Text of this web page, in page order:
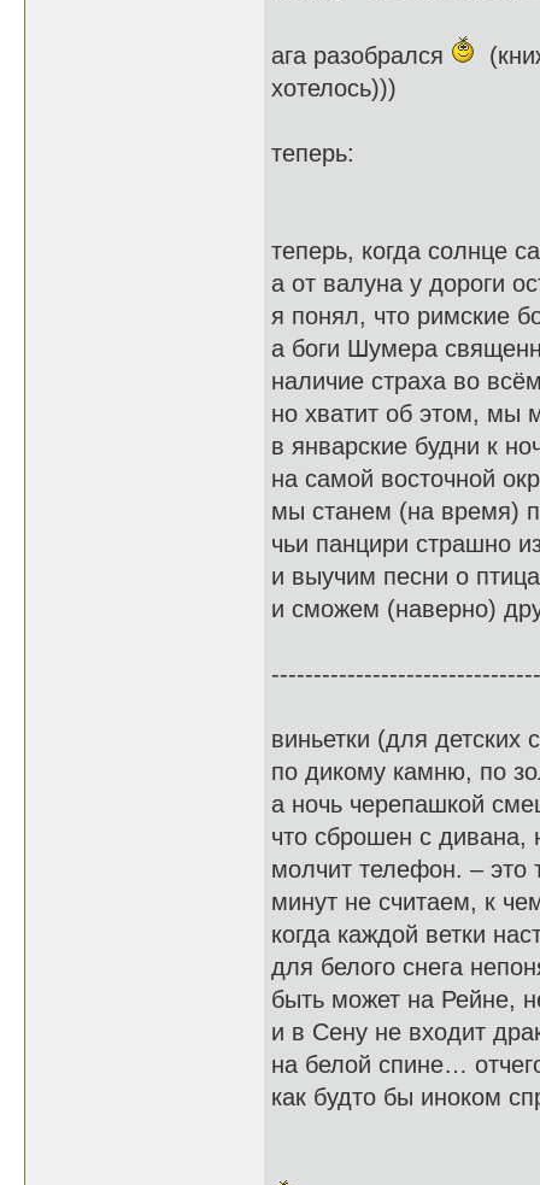
ага разобрался
хотелось)))
теперь:
теперь, когда солнце
а от валуна у дороги
я понял, что римские
а боги Шумера
наличие страха во
но хватит об этом, мы
в январские будни к
на самой восточной
мы станем (на время)
чьи панцири страшно
и выучим песни о
и сможем (наверно)
виньетки (для детских
по дикому камню, по
а ночь черепашкой
что сброшен с дивана,
молчит телефон. – это
минут не считаем, к
когда каждой ветки
для белого снега
быть может на Рейне,
и в Сену не входит
на белой спине…
как будто бы иноком